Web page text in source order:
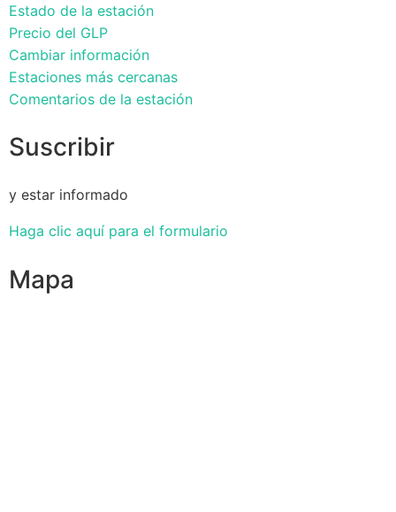
Estado de la estación
Precio del GLP
Cambiar información
Estaciones más cercanas
Comentarios de la estación
Suscribir
y estar informado
Haga clic aquí para el formulario
Mapa